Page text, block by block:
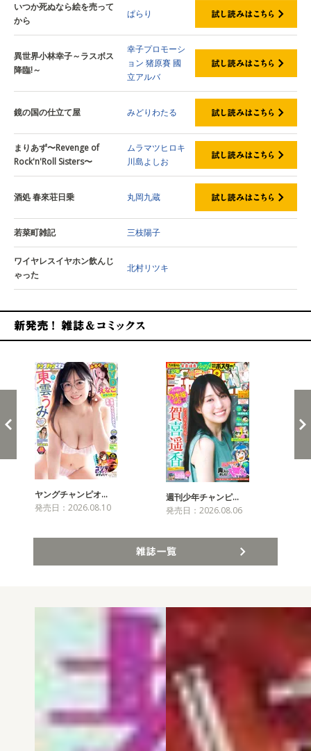
いつか死ぬなら絵を売って
から
ぱらり
異世界小林幸子～ラスボス
降臨!～
幸子プロモーシ
ョン 猪原賽 國
立アルバ
鏡の国の仕立て屋 みどりわたる
まりあず〜Revenge of
Rock'n'Roll Sisters〜
ムラマツヒロキ
川島よしお
酒処 春來荘日乗 丸岡九蔵
若菜町雑記 三枝陽子
ワイヤレスイヤホン飲んじ
ゃった
北村リツキ
ヤングチャンピオ…
発売日：2026.08.10
週刊少年チャンピ…
発売日：2026.08.06